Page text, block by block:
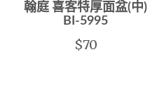
翰庭 喜客特厚面盆(中)
BI-5995
$70